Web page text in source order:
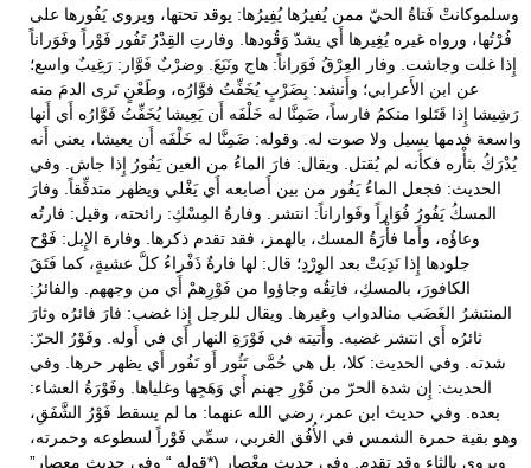
وسلموكانتْ فَتاةُ الحيّ ممن يُفيرُها يُفِيرُها: يوقد تحتها، ويروى يَفُورها على
فُرْتُها، ورواه غيره يُغِيرها أَي يشدّ وَقُودها. وفارتِ القِدْرُ تَفُور فَوْراً وفَوَراناً
إِذا غلت وجاشت. وفار العِرْقُ فَوَراناً: هاج ونَبَعَ. وضرْبٌ فَوَّار: رَغِيبٌ واسع؛
عن ابن الأَعرابي؛ وأَنشد: بِضَرْبٍ يُخَفِّتُ فوَّارُه، وطَعْنٍ تَرى الدمَ منه
رَشِيشا إِذا قَتَلوا منكمُ فارساً، ضَمِنَّا له خَلْفَه أَن يَعِيشا يُخَفِّتُ فَوَّارُه أَي أَنها
واسعة فدمها يسيل ولا صوت له. وقوله: ضَمِنَّا له خَلْفَه أَن يعيشا، يعني أَنه
يُدْرَكُ بثأْره فكأَنه لم يُقتل. ويقال: فارَ الماءُ من العين يَفُورُ إِذا جاش. وفي
الحديث: فجعل الماءُ يَفُور من بين أَصابعه أَي يَغْلي ويظهر متدفِّقاً. وفارَ
المسكُ يَفُورُ فُوَاراً وفَواراناً: انتشر. وفارةُ المِسْكِ: رائحته، وقيل: فارتُه
وعاؤُه، وأَما فأْرَةُ المسك، بالهمز، فقد تقدم ذكرها. وفارة الإِبل: فَوْح
جلودها إِذا نَدِيَتْ بعد الوِرْدِ؛ قال: لها فارةٌ ذَفْراءُ كلَّ عشيةٍ، كما فَتَقَ
الكافورَ، بالمسكِ، فاتِقُه وجاؤوا من فَوْرِهمْ أَي من وجههم. والفائرُ:
المنتشرُ الغَضَب منالدواب وغيرها. ويقال للرجل إِذا غضب: فارَ فائرُه وثارَ
ثائرُه أَي انتشر غضبه. وأَتيته في فَوْرَةِ النهار أَي في أَوله. وفَوْرُ الحرّ:
شدته. وفي الحديث: كلا، بل هي حُمَّى تَثُور أَو تَفُور أَي يظهر حرها. وفي
الحديث: إِن شدة الحرّ من فَوْرِ جهنم أَي وَهَجِها وغلياها. وفَوْرَةُ العشاء:
بعده. وفي حديث ابن عمر، رضي الله عنهما: ما لم يسقط فَوْرُ الشَّفَقِ،
وهو بقية حمرة الشمس في الأُفُق الغربي، سمِّي فَوْراً لسطوعه وحمرته،
ويروى بالثاء وقد تقدم. وفي حديث مِعْصار (*قوله “ وفي حديث معصار”